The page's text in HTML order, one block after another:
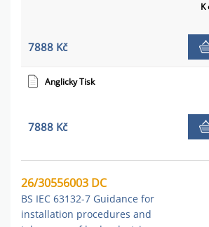
K
7888 Kč
Anglicky Tisk
7888 Kč
26/30556003 DC
BS IEC 63132-7 Guidance for
installation procedures and